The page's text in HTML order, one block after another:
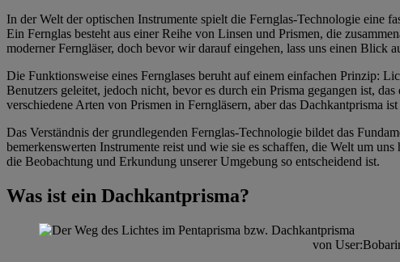
In der Welt der optischen Instrumente spielt die Fernglas-Technologie eine
Ein Fernglas besteht aus einer Reihe von Linsen und Prismen, die
moderner Ferngläser, doch bevor wir darauf eingehen, lass uns einen Blick
Die Funktionsweise eines Fernglases beruht auf einem einfachen Prinzip:
Benutzers geleitet, jedoch nicht, bevor es durch ein Prisma gegangen ist,
verschiedene Arten von Prismen in Ferngläsern, aber das Dachkantprisma
Das Verständnis der grundlegenden Fernglas-Technologie bildet das
bemerkenswerten Instrumente reist und wie sie es schaffen, die Welt um
die Beobachtung und Erkundung unserer Umgebung so entscheidend ist.
Was ist ein Dachkantprisma?
von